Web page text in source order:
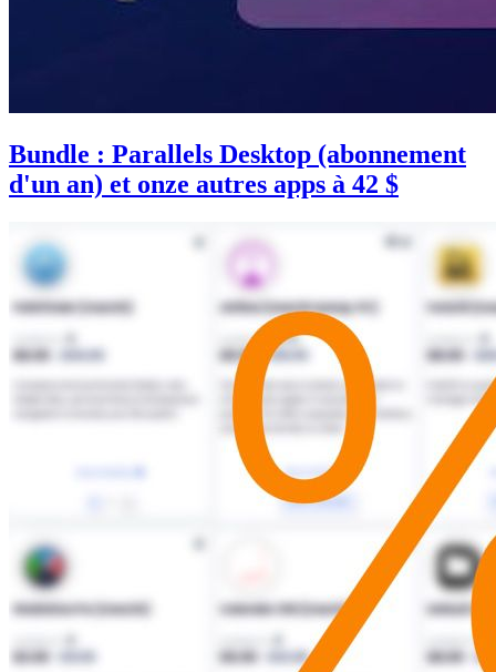
Bundle : Parallels Desktop (abonnement
d'un an) et onze autres apps à 42 $